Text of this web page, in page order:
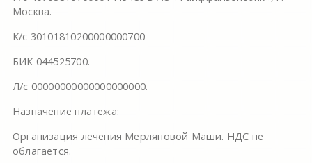
Москва.
К/с 30101810200000000700
БИК 044525700.
Л/с 00000000000000000000.
Назначение платежа:
Организация лечения Мерляновой Маши. НДС не
облагается.